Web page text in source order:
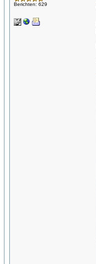
Berichten: 629